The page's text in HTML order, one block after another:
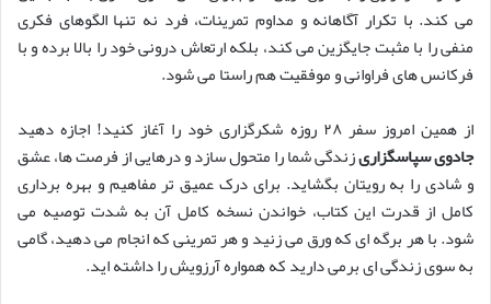
می کند. با تکرار آگاهانه و مداوم تمرینات، فرد نه تنها الگوهای فکری
منفی را با مثبت جایگزین می کند، بلکه ارتعاش درونی خود را بالا برده و با
فرکانس های فراوانی و موفقیت هم راستا می شود.
از همین امروز سفر ۲۸ روزه شکرگزاری خود را آغاز کنید! اجازه دهید
جادوی سپاسگزاریزندگی شما را متحول سازد و درهایی از فرصت ها، عشق
و شادی را به رویتان بگشاید. برای درک عمیق تر مفاهیم و بهره برداری
کامل از قدرت این کتاب، خواندن نسخه کامل آن به شدت توصیه می
شود. با هر برگه ای که ورق می زنید و هر تمرینی که انجام می دهید، گامی
به سوی زندگی ای برمی دارید که همواره آرزویش را داشته اید.